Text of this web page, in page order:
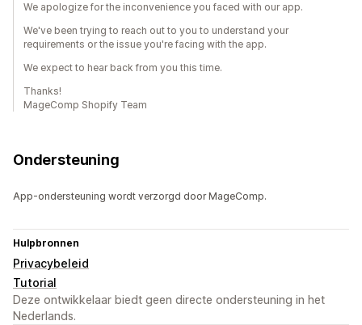
We apologize for the inconvenience you faced with our app.
We've been trying to reach out to you to understand your
requirements or the issue you're facing with the app.
We expect to hear back from you this time.
Thanks!
MageComp Shopify Team
Ondersteuning
App-ondersteuning wordt verzorgd door MageComp.
Hulpbronnen
Privacybeleid
Tutorial
Deze ontwikkelaar biedt geen directe ondersteuning in het
Nederlands.